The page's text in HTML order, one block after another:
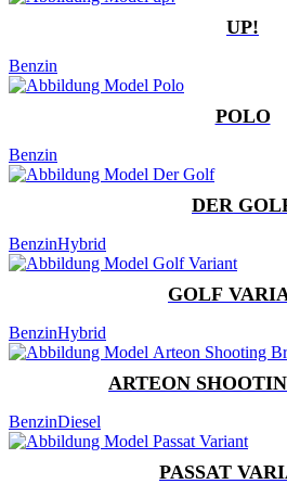
UP!
Benzin
POLO
Benzin
DER
BenzinHybrid
GOLF
BenzinHybrid
ARTEON
BenzinDiesel
PASSAT